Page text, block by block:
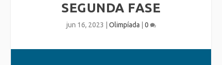
SEGUNDA FASE
jun 16, 2023 Olimpíada 0